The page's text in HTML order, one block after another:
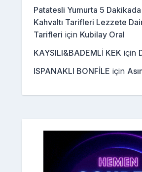
Patatesli Yumurta 5 Dakikada
Kahvaltı Tarifleri Lezzete
Tarifleri için Kubilay Oral
KAYSILI&BADEMLİ KEK için
ISPANAKLI BONFİLE için